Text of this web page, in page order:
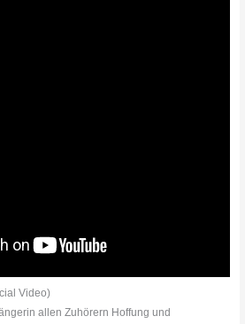
Video)
allen Zuhörern Hoffung und